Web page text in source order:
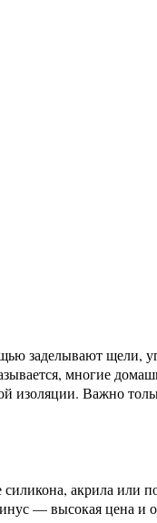
заделывают
многие
Важно
акрила
— высокая цена